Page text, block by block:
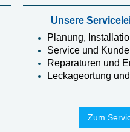
Unsere
Planung,
Service und
Reparaturen und
Leckageortung
Zum